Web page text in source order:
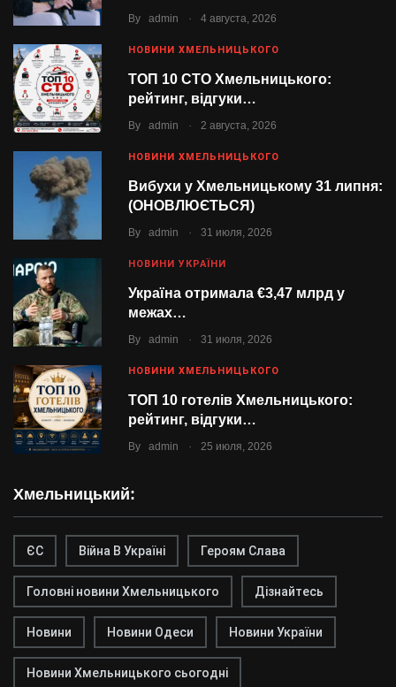
By admin . 4 августа, 2026
НОВИНИ ХМЕЛЬНИЦЬКОГО
ТОП 10 СТО Хмельницького:
рейтинг, відгуки…
By admin . 2 августа, 2026
НОВИНИ ХМЕЛЬНИЦЬКОГО
Вибухи у Хмельницькому 31 липня:
(ОНОВЛЮЄТЬСЯ)
By admin . 31 июля, 2026
НОВИНИ УКРАЇНИ
Україна отримала €3,47 млрд у
межах…
By admin . 31 июля, 2026
НОВИНИ ХМЕЛЬНИЦЬКОГО
ТОП 10 готелів Хмельницького:
рейтинг, відгуки…
By admin . 25 июля, 2026
Хмельницький:
ЄС Війна В Україні Героям Слава
Головні новини Хмельницького Дізнайтесь
Новини Новини Одеси Новини України
Новини Хмельницького сьогодні